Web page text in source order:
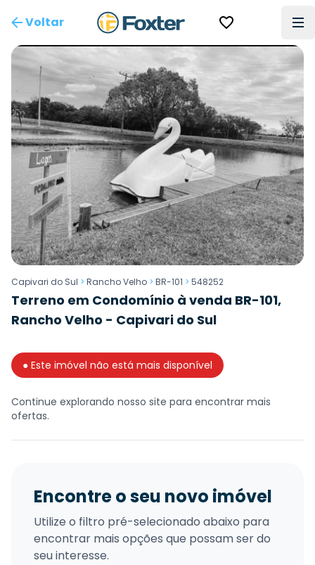
Voltar
Capivari do Sul > Rancho Velho > BR-101 > 548252
Terreno em Condomínio à venda BR-101,
Rancho Velho - Capivari do Sul
● Este imóvel não está mais disponível
Continue explorando nosso site para encontrar mais
ofertas.
Encontre o seu novo imóvel
Utilize o filtro pré-selecionado abaixo para
encontrar mais opções que possam ser do
seu interesse.